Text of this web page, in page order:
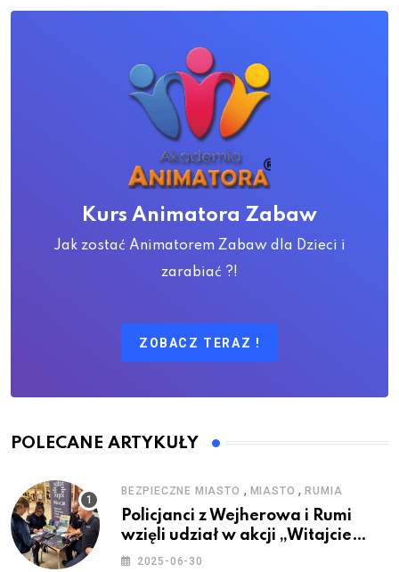
Kurs Animatora Zabaw
Jak zostać Animatorem Zabaw dla Dzieci i
zarabiać ?!
ZOBACZ TERAZ !
POLECANE ARTYKUŁY
BEZPIECZNE MIASTO , MIASTO ,RUMIA
Policjanci z Wejherowa i Rumi
wzięli udział w akcji „Witajcie
Wakacje”
2025-06-30